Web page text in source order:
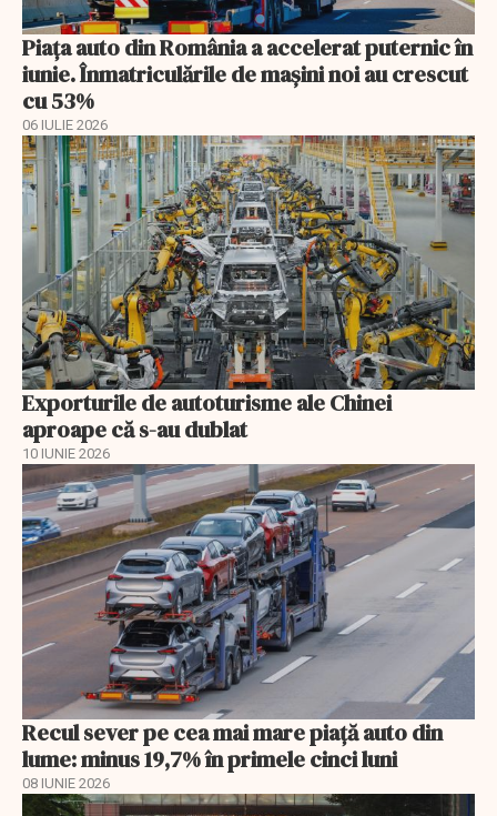
Piața auto din România a accelerat puternic în
iunie. Înmatriculările de mașini noi au crescut
cu 53%
06 IULIE 2026
Exporturile de autoturisme ale Chinei
aproape că s-au dublat
10 IUNIE 2026
Recul sever pe cea mai mare piață auto din
lume: minus 19,7% în primele cinci luni
08 IUNIE 2026